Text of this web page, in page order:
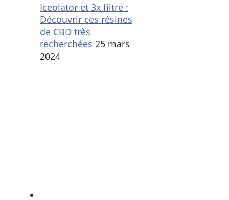
Iceolator et 3x filtré :
Découvrir ces résines
de CBD très
recherchées 25 mars
2024